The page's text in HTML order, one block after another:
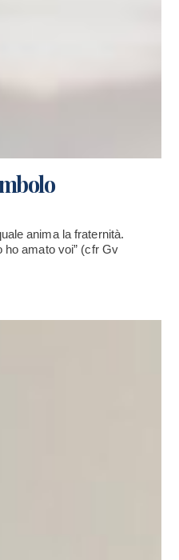
anima la fraternità.
ho amato voi” (cfr Gv